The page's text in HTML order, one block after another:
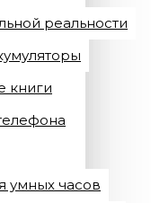
реальности
книги
умных часов